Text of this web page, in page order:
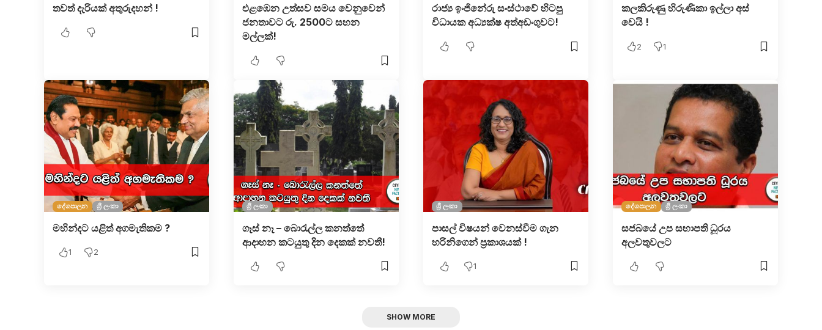
තවත් දැරියක් අතුරුදහන් !
එළඹෙන උත්සව සමය වෙනුවෙන්
ජනතාවට රු. 2500ට සහන
මල්ලක්!
රාජ්‍ය ඉංජිනේරු සංස්ථාවේ හිටපු
විධායක අධ්‍යක්ෂ අත්අඩංගුවට!
කලකිරුණු හිරුණිකා ඉල්ලා අස්
වෙයි !
2 1
දේශපාලන ශ්‍රී ලංකා
මහින්දට යළිත් අගමැතිකම ?
1 2
ශ්‍රී ලංකා
ගෑස් නෑ – බොරැල්ල කනත්තේ
ආදාහන කටයුතු දින දෙකක් නවතී!
ශ්‍රී ලංකා
පාසල් විෂයන් වෙනස්වීම ගැන
හරිනිගෙන් ප්‍රකාශයක් !
1
දේශපාලන ශ්‍රී ලංකා
සජබයේ උප සභාපති ධූරය
අලවතුවලට
SHOW MORE